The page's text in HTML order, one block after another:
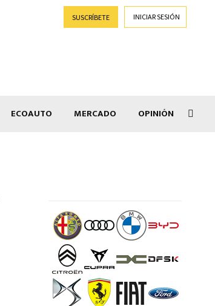
SUSCRÍBETE INICIAR SESIÓN
ECOAUTO MERCADO OPINIÓN